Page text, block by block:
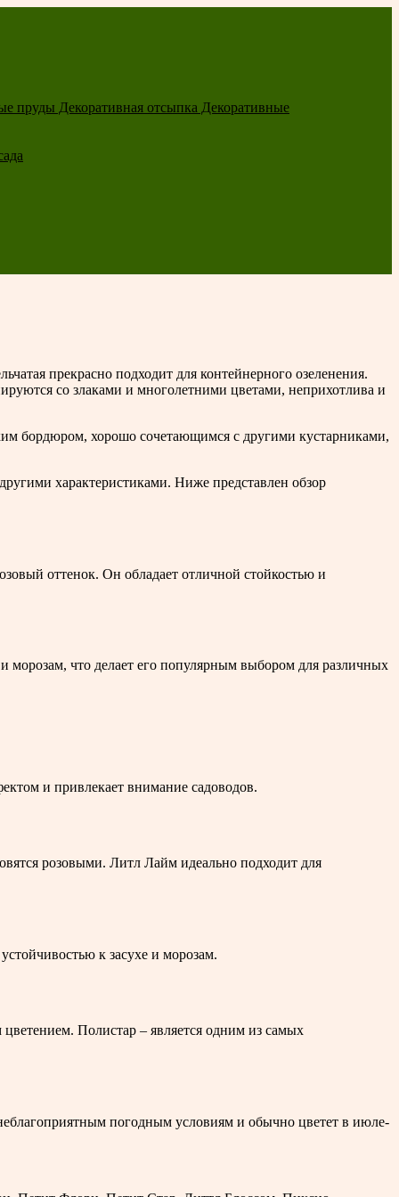
пруды Декоративная отсыпка Декоративные
прекрасно подходит для контейнерного озеленения.
со злаками и многолетними цветами, неприхотлива и
бордюром, хорошо сочетающимся с другими кустарниками,
характеристиками. Ниже представлен обзор
оттенок. Он обладает отличной стойкостью и
морозам, что делает его популярным выбором для различных
и привлекает внимание садоводов.
розовыми. Литл Лайм идеально подходит для
к засухе и морозам.
Полистар – является одним из самых
погодным условиям и обычно цветет в июле-